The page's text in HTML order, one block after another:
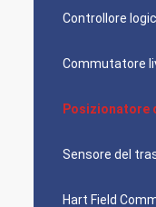
Controllore
Commutatore
Posizionatore
Sensore del
Hart Field